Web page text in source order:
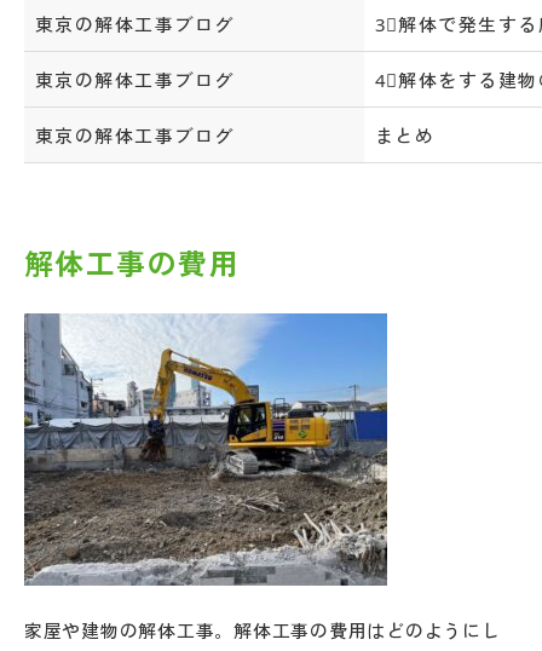
東京の解体工事ブログ 3⃣解体で発生す
東京の解体工事ブログ 4⃣解体をする建
東京の解体工事ブログ まとめ
解体工事の費用
家屋や建物の解体工事。解体工事の費用はどのようにし